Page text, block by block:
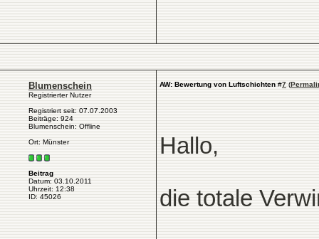
Blumenschein
Registrierter Nutzer
Registriert seit: 07.07.2003
Beiträge: 924
Blumenschein: Offline
Ort: Münster
Beitrag
Datum: 03.10.2011
Uhrzeit: 12:38
ID: 45026
AW: Bewertung von Luftschichten #7 (
Hallo,
die totale